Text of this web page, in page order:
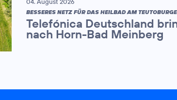
BESSERES NETZ FÜR DAS HEILBAD AM
Telefónica Deutschland
nach Horn-Bad Meinberg